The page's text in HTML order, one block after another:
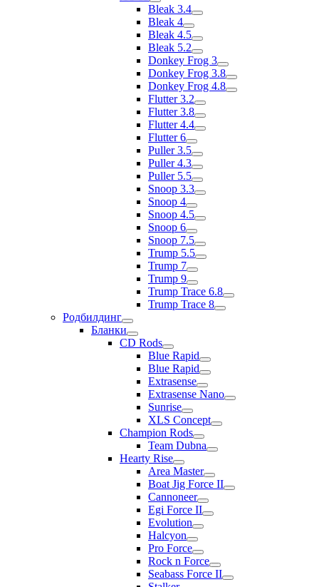
Bleak 3.4
Bleak 4
Bleak 4.5
Bleak 5.2
Donkey Frog 3
Donkey Frog 3.8
Donkey Frog 4.8
Flutter 3.2
Flutter 3.8
Flutter 4.4
Flutter 6
Puller 3.5
Puller 4.3
Puller 5.5
Snoop 3.3
Snoop 4
Snoop 4.5
Snoop 6
Snoop 7.5
Trump 5.5
Trump 7
Trump 9
Trump Trace 6.8
Trump Trace 8
Родбилдинг
Бланки
CD Rods
Blue Rapid
Blue Rapid
Extrasense
Extrasense Nano
Sunrise
XLS Concept
Champion Rods
Team Dubna
Hearty Rise
Area Master
Boat Jig Force II
Cannoneer
Egi Force II
Evolution
Halcyon
Pro Force
Rock n Force
Seabass Force II